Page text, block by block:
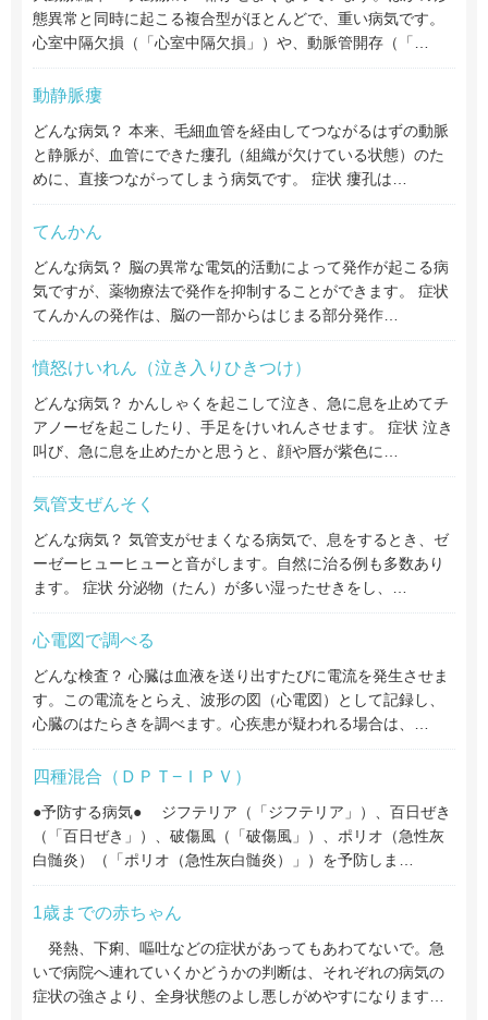
態異常と同時に起こる複合型がほとんどで、重い病気です。
心室中隔欠損（「心室中隔欠損」）や、動脈管開存（「…
動静脈瘻
どんな病気？ 本来、毛細血管を経由してつながるはずの動脈
と静脈が、血管にできた瘻孔（組織が欠けている状態）のた
めに、直接つながってしまう病気です。 症状 瘻孔は…
てんかん
どんな病気？ 脳の異常な電気的活動によって発作が起こる病
気ですが、薬物療法で発作を抑制することができます。 症状
てんかんの発作は、脳の一部からはじまる部分発作…
憤怒けいれん（泣き入りひきつけ）
どんな病気？ かんしゃくを起こして泣き、急に息を止めてチ
アノーゼを起こしたり、手足をけいれんさせます。 症状 泣き
叫び、急に息を止めたかと思うと、顔や唇が紫色に…
気管支ぜんそく
どんな病気？ 気管支がせまくなる病気で、息をするとき、ゼ
ーゼーヒューヒューと音がします。自然に治る例も多数あり
ます。 症状 分泌物（たん）が多い湿ったせきをし、…
心電図で調べる
どんな検査？ 心臓は血液を送り出すたびに電流を発生させま
す。この電流をとらえ、波形の図（心電図）として記録し、
心臓のはたらきを調べます。心疾患が疑われる場合は、…
四種混合（ＤＰＴ−ＩＰＶ）
●予防する病気● ジフテリア（「ジフテリア」）、百日ぜき
（「百日ぜき」）、破傷風（「破傷風」）、ポリオ（急性灰
白髄炎）（「ポリオ（急性灰白髄炎）」）を予防しま…
1歳までの赤ちゃん
発熱、下痢、嘔吐などの症状があってもあわてないで。急
いで病院へ連れていくかどうかの判断は、それぞれの病気の
症状の強さより、全身状態のよし悪しがめやすになります…